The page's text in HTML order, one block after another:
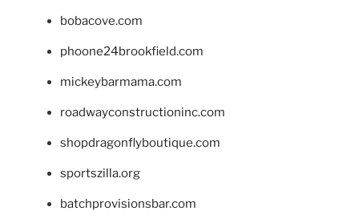
bobacove.com
phoone24brookfield.com
mickeybarmama.com
roadwayconstructioninc.com
shopdragonflyboutique.com
sportszilla.org
batchprovisionsbar.com